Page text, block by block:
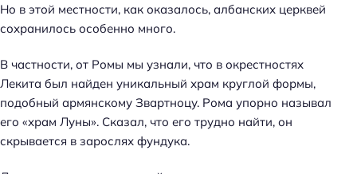
Но в этой местности, как оказалось, албанских церквей
сохранилось особенно много.
В частности, от Ромы мы узнали, что в окрестностях
Лекита был найден уникальный храм круглой формы,
подобный армянскому Звартноцу. Рома упорно называл
его «храм Луны». Сказал, что его трудно найти, он
скрывается в зарослях фундука.